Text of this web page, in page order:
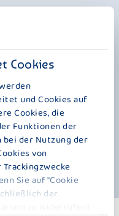
Cookies
und Cookies auf
Cookies, die
Funktionen der
der Nutzung der
von
Sie auf "Cookie
der
zu widerrufen)
mit
Geschmackshighlights:
Schokostückchen. Dadurch
besondere Cremigkeit
Grundlage ist zum
Schokolade, genau
Schokolade ist,
von Jahren. Sie
für den Handel. Aber
mit über 10
ist. Und wer diese